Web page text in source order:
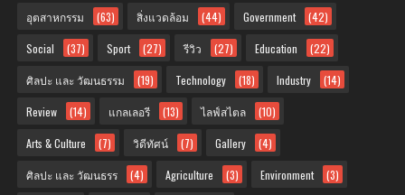
อุตสาหกรรม (63) สิ่งแวดล้อม (44) Government (42)
Social (37) Sport (27) รีวิว (27) Education (22)
ศิลปะ และ วัฒนธรรม (19) Technology (18) Industry (14)
Review (14) แกลเลอรี (13) ไลฟ์สไตล (10)
Arts & Culture (7) วิดีทัศน์ (7) Gallery (4)
ศิลปะ และ วัฒนธรร (4) Agriculture (3) Environment (3)